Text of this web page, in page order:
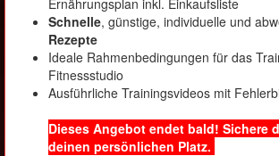
Schnelle, günstige, individuelle und
Rezepte
Ideale Rahmenbedingungen für das
Fitnessstudio
Ausführliche Trainingsvideos mit
Dieses Angebot endet bald! Sichere
deinen persönlichen Platz.